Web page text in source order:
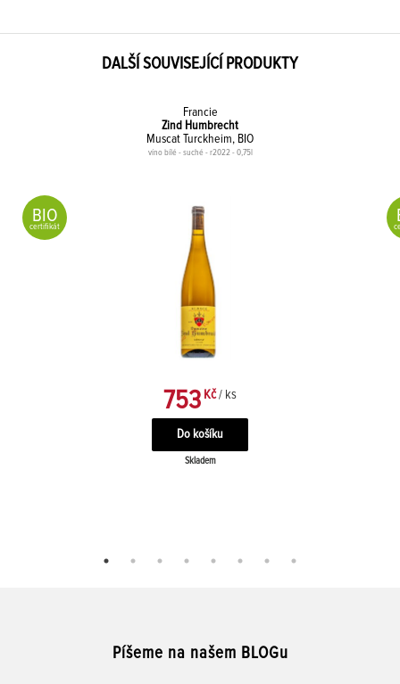
DALŠÍ SOUVISEJÍCÍ PRODUKTY
Francie
Zind Humbrecht
Muscat Turckheim, BIO
víno bílé - suché - r2022 - 0,75l
BIO
certifikát
753 Kč / ks
Skladem
Píšeme na našem BLOGu